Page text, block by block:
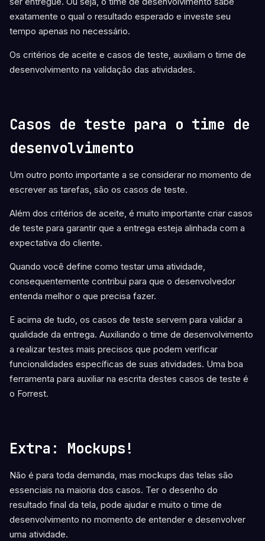
exatamente o qual o resultado esperado e investe seu
tempo apenas no necessário.
Os critérios de aceite e casos de teste, auxiliam o time de
desenvolvimento na validação das atividades.
Casos de teste para o time de
desenvolvimento
Um outro ponto importante a se considerar no momento de
escrever as tarefas, são os casos de teste.
Além dos critérios de aceite, é muito importante criar casos
de teste para garantir que a entrega esteja alinhada com a
expectativa do cliente.
Quando você define como testar uma atividade,
consequentemente contribui para que o desenvolvedor
entenda melhor o que precisa fazer.
E acima de tudo, os casos de teste servem para validar a
qualidade da entrega. Auxiliando o time de desenvolvimento
a realizar testes mais precisos que podem verificar
funcionalidades específicas de suas atividades. Uma boa
ferramenta para auxiliar na escrita destes casos de teste é
o Forrest.
Extra: Mockups!
Não é para toda demanda, mas mockups das telas são
essenciais na maioria dos casos. Ter o desenho do
resultado final da tela, pode ajudar e muito o time de
desenvolvimento no momento de entender e desenvolver
uma atividade.